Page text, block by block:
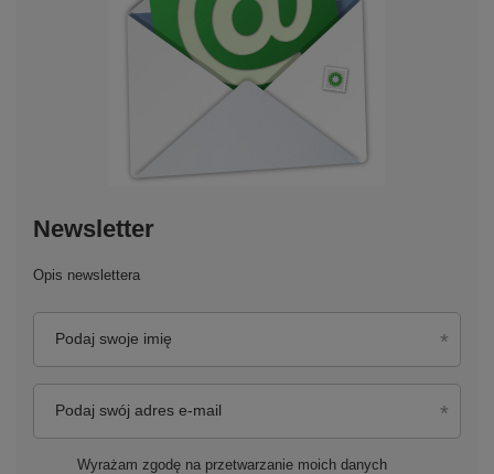
Newsletter
Opis newslettera
Podaj swoje imię
Podaj swój adres e-mail
Wyrażam zgodę na przetwarzanie moich danych